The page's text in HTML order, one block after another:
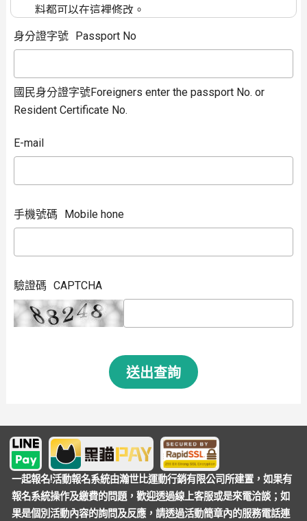
料都可以在這裡修改。
如果是整張訂單
費)，請使用左邊功能列的報名取消退費功能。
身分證字號 Passport No
國民身分證字號Foreigners enter the passport No. or
Resident Certificate No.
E-mail
手機號碼 Mobile hone
驗證碼 CAPTCHA
送出查詢
一起報名!活動報名系統由瀚世比運動行銷有限公司所建置，如果有
報名系統操作及繳費的問題，歡迎透過線上客服或是來電洽談；如
果是個別活動內容的詢問及反應，請透過活動簡章內的服務電話連